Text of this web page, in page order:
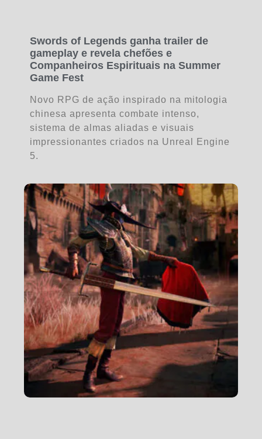
Swords of Legends ganha trailer de
gameplay e revela chefões e
Companheiros Espirituais na Summer
Game Fest
Novo RPG de ação inspirado na mitologia
chinesa apresenta combate intenso,
sistema de almas aliadas e visuais
impressionantes criados na Unreal Engine
5.